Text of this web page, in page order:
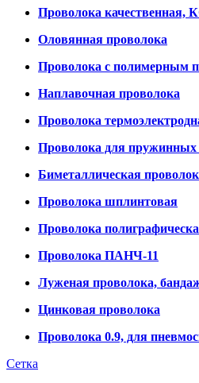
Проволока качественная,
Оловянная проволока
Проволока с полимерным
Наплавочная проволока
Проволока
Проволока для
Биметаллическая
Проволока шплинтовая
Проволока
Проволока ПАНЧ-11
Луженая проволока,
Цинковая проволока
Проволока 0.9, для
Сетка